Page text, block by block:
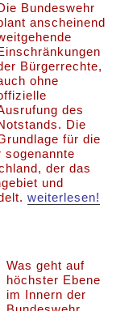
Bundeswehr
anscheinend
Bürgerrechte,
ohne
des
Die
für die
sogenannte
der das
und
weiterlesen!
Was geht auf
höchster Ebene
im Innern der